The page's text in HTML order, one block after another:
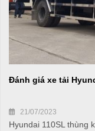
Đánh giá xe tải
21/07/2023
Hyundai 110SL thùng